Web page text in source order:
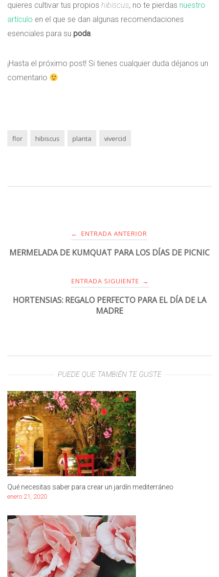
quieres cultivar tus propios hibiscus, no te pierdas nuestro
artículo en el que se dan algunas recomendaciones
esenciales para su poda.
¡Hasta el próximo post! Si tienes cualquier duda déjanos un
comentario
flor hibiscus planta vivercid
← ENTRADA ANTERIOR
MERMELADA DE KUMQUAT PARA LOS DÍAS DE PICNIC
ENTRADA SIGUIENTE →
HORTENSIAS: REGALO PERFECTO PARA EL DÍA DE LA
MADRE
PUEDE QUE TAMBIÉN TE GUSTE
Qué necesitas saber para crear un jardín mediterráneo
enero 21, 2020